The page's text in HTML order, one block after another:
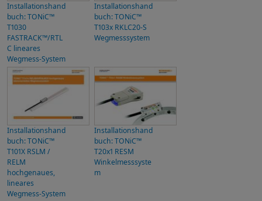
Installationshand
buch: TONiC™
T1030
FASTRACK™/RTL
C lineares
Wegmess-System
Installationshand
buch: TONiC™
T103x RKLC20-S
Wegmesssystem
Installationshand
buch: TONiC™
T101X RSLM /
RELM
hochgenaues,
lineares
Wegmess-System
Installationshand
buch: TONiC™
T20x1 RESM
Winkelmesssyste
m